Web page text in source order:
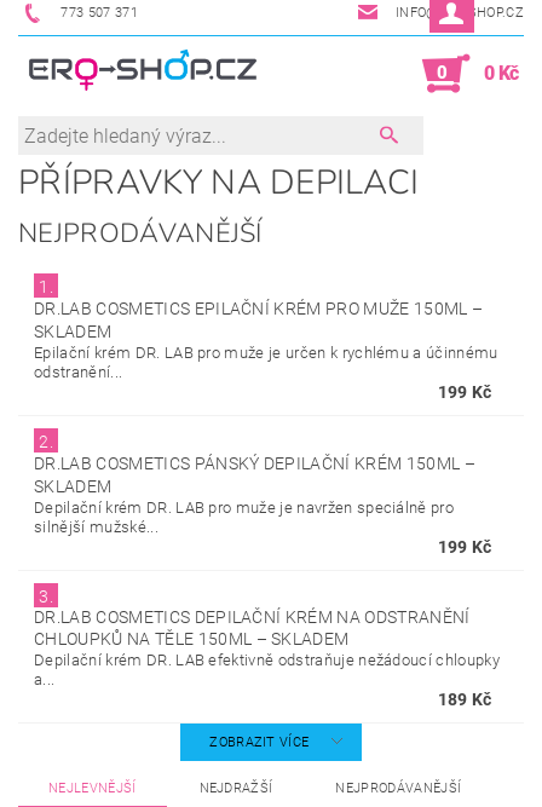
773 507 371 INFO@ERO-SHOP.CZ
0 0 Kč
PŘÍPRAVKY NA DEPILACI
NEJPRODÁVANĚJŠÍ
1.
DR.LAB COSMETICS EPILAČNÍ KRÉM PRO MUŽE 150ML –
SKLADEM
Epilační krém DR. LAB pro muže je určen k rychlému a účinnému
odstranění...
199 Kč
2.
DR.LAB COSMETICS PÁNSKÝ DEPILAČNÍ KRÉM 150ML –
SKLADEM
Depilační krém DR. LAB pro muže je navržen speciálně pro
silnější mužské...
199 Kč
3.
DR.LAB COSMETICS DEPILAČNÍ KRÉM NA ODSTRANĚNÍ
CHLOUPKŮ NA TĚLE 150ML –SKLADEM
Depilační krém DR. LAB efektivně odstraňuje nežádoucí chloupky
a...
189 Kč
ZOBRAZIT VÍCE
NEJLEVNĚJŠÍ NEJDRAŽŠÍ NEJPRODÁVANĚJŠÍ